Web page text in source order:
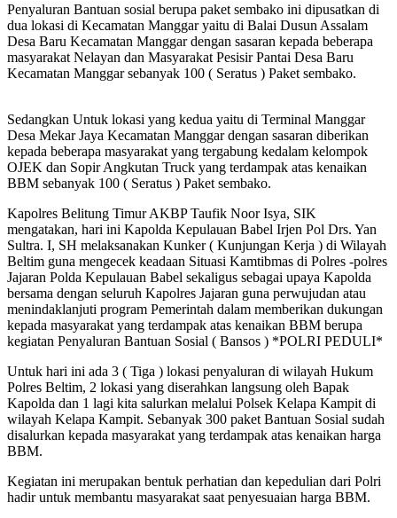
Penyaluran Bantuan sosial berupa paket sembako ini dipusatkan di
dua lokasi di Kecamatan Manggar yaitu di Balai Dusun Assalam
Desa Baru Kecamatan Manggar dengan sasaran kepada beberapa
masyarakat Nelayan dan Masyarakat Pesisir Pantai Desa Baru
Kecamatan Manggar sebanyak 100 ( Seratus ) Paket sembako.
Sedangkan Untuk lokasi yang kedua yaitu di Terminal Manggar
Desa Mekar Jaya Kecamatan Manggar dengan sasaran diberikan
kepada beberapa masyarakat yang tergabung kedalam kelompok
OJEK dan Sopir Angkutan Truck yang terdampak atas kenaikan
BBM sebanyak 100 ( Seratus ) Paket sembako.
Kapolres Belitung Timur AKBP Taufik Noor Isya, SIK
mengatakan, hari ini Kapolda Kepulauan Babel Irjen Pol Drs. Yan
Sultra. I, SH melaksanakan Kunker ( Kunjungan Kerja ) di Wilayah
Beltim guna mengecek keadaan Situasi Kamtibmas di Polres -polres
Jajaran Polda Kepulauan Babel sekaligus sebagai upaya Kapolda
bersama dengan seluruh Kapolres Jajaran guna perwujudan atau
menindaklanjuti program Pemerintah dalam memberikan dukungan
kepada masyarakat yang terdampak atas kenaikan BBM berupa
kegiatan Penyaluran Bantuan Sosial ( Bansos ) *POLRI PEDULI*
Untuk hari ini ada 3 ( Tiga ) lokasi penyaluran di wilayah Hukum
Polres Beltim, 2 lokasi yang diserahkan langsung oleh Bapak
Kapolda dan 1 lagi kita salurkan melalui Polsek Kelapa Kampit di
wilayah Kelapa Kampit. Sebanyak 300 paket Bantuan Sosial sudah
disalurkan kepada masyarakat yang terdampak atas kenaikan harga
BBM.
Kegiatan ini merupakan bentuk perhatian dan kepedulian dari Polri
hadir untuk membantu masyarakat saat penyesuaian harga BBM.